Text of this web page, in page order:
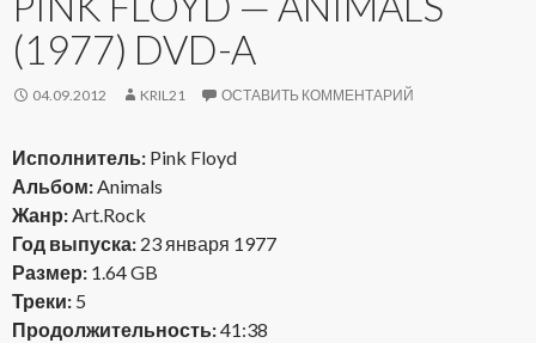
(1977) DVD-A
04.09.2012 KRIL21 ОСТАВИТЬ КОММЕНТАРИЙ
Исполнитель: Pink Floyd
Альбом:Animals
Жанр:Art.Rock
Год выпуска: 23 января 1977
Размер: 1.64 GB
Треки: 5
Продолжительность:41:38